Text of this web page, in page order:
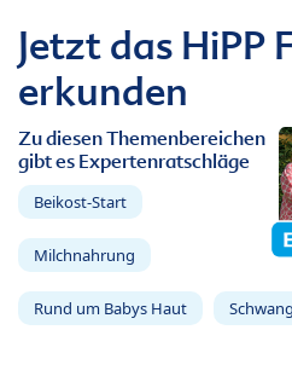
Jetzt das HiPP
erkunden
Zu diesen Themenbereichen
gibt es Expertenratschläge
Beikost-Start
Milchnahrung
Rund um Babys Haut